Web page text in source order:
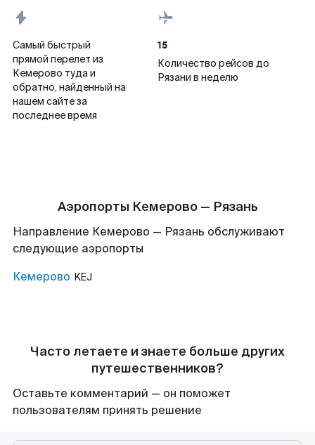
Самый быстрый
прямой перелет из
Кемерово туда и
обратно, найденный на
нашем сайте за
последнее время
15
Количество рейсов до
Рязани в неделю
Аэропорты Кемерово — Рязань
Направление Кемерово — Рязань обслуживают
следующие аэропорты
Кемерово KEJ
Часто летаете и знаете больше других
путешественников?
Оставьте комментарий — он поможет
пользователям принять решение